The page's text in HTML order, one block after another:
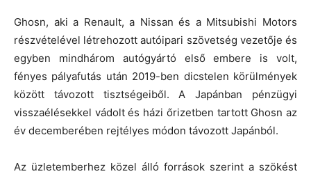
Ghosn, aki a Renault, a Nissan és a Mitsubishi Motors
részvételével létrehozott autóipari szövetség vezetője és
egyben mindhárom autógyártó első embere is volt,
fényes pályafutás után 2019-ben dicstelen körülmények
között távozott tisztségeiből. A Japánban pénzügyi
visszaélésekkel vádolt és házi őrizetben tartott Ghosn az
év decemberében rejtélyes módon távozott Japánból.
Az üzletemberhez közel álló források szerint a szökést